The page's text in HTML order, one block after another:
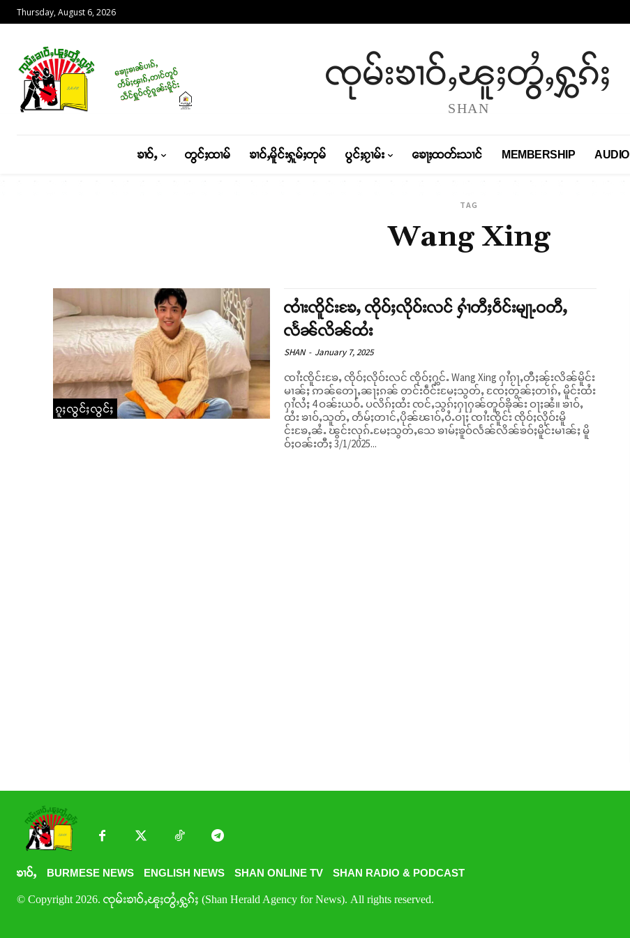
Thursday, August 6, 2026
ၸုမ်းၶၢဝ်ႇၽူႈတွႆႇႁွၵ်ႈ
SHAN
ၶၢဝ်ႇ တွင်ႈထၢမ် ၶၢဝ်ႇမိူင်းႁူမ်ႈတုမ် ပွင်ႈၵႂၢမ်း ၶေႃႈထတ်းသၢင် MEMBERSHIP AUDIO
TAG
Wang Xing
ၵူႈလွင်ႈလွင်ႈ
ၸၢႆးၸိူင်းၶႄႇ ၸိုဝ်ႈလိုဝ်းလင် ႁၢႆတီႈဝဵင်းမျႃႉဝတီႇ
လႅၼ်လိၼ်ထႆး
SHAN - January 7, 2025
ၸၢႆးၸိူင်းၶႄႇ ၸိုဝ်ႈလိုဝ်းလင် ၸိုဝ်ႈႁွင်ႉ Wang Xing ႁၢႆၵႂႃႇတီႈၼႂ်းလိၼ်မိူင်း
မၢၼ်ႈ ဢၼ်တေႃႇၼႃႈၵၼ် တင်းဝဵင်းမႄႈသွတ်ႇ ၸႄႈတွၼ်ႈတၢၵ်ႇ မိူင်းထႆး
ႁၢႆလႆႈ 4 ဝၼ်းယဝ်ႉ ပလိၵ်ႈထႆး ၸင်ႇသွၵ်ႈႁႃႁၼ်တူဝ်ၶိုၼ်း ဝႃႈၼႆ။ ၶၢဝ်ႇ
ထႆး ၶၢဝ်ႇသူတ်ႇ တႅမ်ႈတၢင်ႇပိုၼ်ၽၢဝ်ႇဝႆႉဝႃႈ ၸၢႆးၸိူင်း ၸိုဝ်ႈလိုဝ်းမိူ
င်းၶႄႇၼႆႉ ၽွင်းလုၵ်ႉမႄႈသွတ်ႇသေ ၶၢမ်ႈၶူဝ်လႅၼ်လိၼ်ၶဝ်ႈမိူင်းမၢၼ်ႈ မိူ
ဝ်ႈဝၼ်းတီႈ 3/1/2025...
ၶၢဝ်ႇ BURMESE NEWS ENGLISH NEWS SHAN ONLINE TV SHAN RADIO & PODCAST
© Copyright 2026. ၸုမ်းၶၢဝ်ႇၽူႈတွႆႇႁွၵ်ႈ (Shan Herald Agency for News). All rights reserved.